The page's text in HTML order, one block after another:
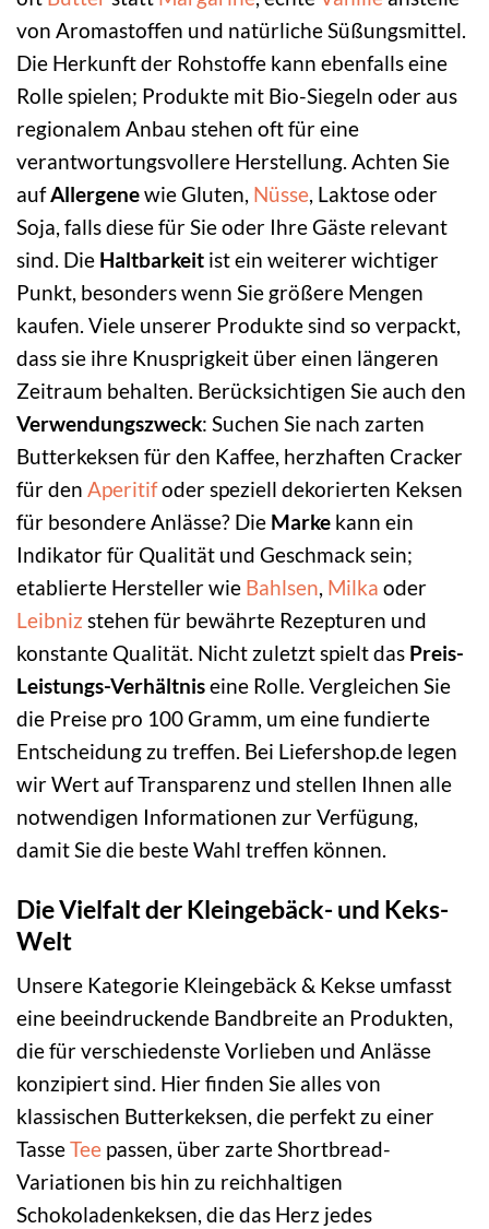
von Aromastoffen und natürliche Süßungsmittel.
Die Herkunft der Rohstoffe kann ebenfalls eine
Rolle spielen; Produkte mit Bio-Siegeln oder aus
regionalem Anbau stehen oft für eine
verantwortungsvollere Herstellung. Achten Sie
aufAllergenewie Gluten, Nüsse, Laktose oder
Soja, falls diese für Sie oder Ihre Gäste relevant
sind. Die Haltbarkeit ist ein weiterer wichtiger
Punkt, besonders wenn Sie größere Mengen
kaufen. Viele unserer Produkte sind so verpackt,
dass sie ihre Knusprigkeit über einen längeren
Zeitraum behalten. Berücksichtigen Sie auch den
Verwendungszweck: Suchen Sie nach zarten
Butterkeksen für den Kaffee, herzhaften Cracker
für den Aperitifoder speziell dekorierten Keksen
für besondere Anlässe? Die Marke kann ein
Indikator für Qualität und Geschmack sein;
etablierte Hersteller wie Bahlsen, Milka oder
Leibniz stehen für bewährte Rezepturen und
konstante Qualität. Nicht zuletzt spielt das Preis-
Leistungs-Verhältniseine Rolle. Vergleichen Sie
die Preise pro 100 Gramm, um eine fundierte
Entscheidung zu treffen. Bei Liefershop.de legen
wir Wert auf Transparenz und stellen Ihnen alle
notwendigen Informationen zur Verfügung,
damit Sie die beste Wahl treffen können.
Die Vielfalt der Kleingebäck- und Keks-
Welt
Unsere Kategorie Kleingebäck & Kekse umfasst
eine beeindruckende Bandbreite an Produkten,
die für verschiedenste Vorlieben und Anlässe
konzipiert sind. Hier finden Sie alles von
klassischen Butterkeksen, die perfekt zu einer
TasseTee passen, über zarte Shortbread-
Variationen bis hin zu reichhaltigen
Schokoladenkeksen, die das Herz jedes